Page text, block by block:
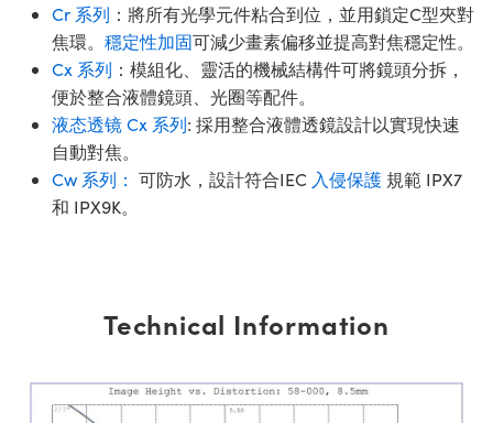
Cr 系列 ：將所有光學元件粘合到位，並用鎖定C型夾對
焦環。 穩定性加固可減少畫素偏移並提高對焦穩定性。
Cx 系列 ：模組化、靈活的機械結構件可將鏡頭分拆，
便於整合液體鏡頭、光圈等配件。
液态透镜 Cx 系列: 採用整合液體透鏡設計以實現快速
自動對焦。
Cw 系列： 可防水，設計符合IEC 入侵保護 規範 IPX7
和 IPX9K。
Technical Information